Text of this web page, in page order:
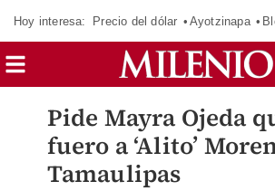
Hoy interesa: Precio del dólar Ayotzinapa
Pide Mayra Ojeda
fuero a ‘Alito’
Tamaulipas